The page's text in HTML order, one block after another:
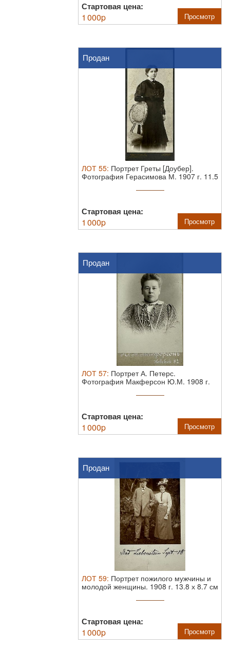
Стартовая цена:
1 000p Просмотр
Продан
ЛОТ 55: Портрет Греты [Доубер].
Фотография Герасимова М. 1907 г. 11.5
Стартовая цена:
1 000p Просмотр
Продан
ЛОТ 57: Портрет А. Петерс.
Фотография Макферсон Ю.М. 1908 г.
Стартовая цена:
1 000p Просмотр
Продан
ЛОТ 59: Портрет пожилого мужчины и
молодой женщины. 1908 г. 13.8 х 8.7 см
Стартовая цена:
1 000p Просмотр